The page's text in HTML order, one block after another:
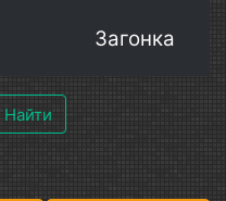
Загонка
Найти